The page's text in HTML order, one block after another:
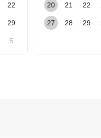
22
29
5
20 21 22
27 28 29